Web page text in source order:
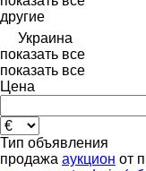
другие
Украина
показать все
показать все
Цена
Тип объявления
продажа аукцион от